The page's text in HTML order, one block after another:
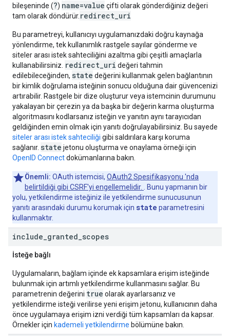
bileşeninde (?) name=value çifti olarak gönderdiğiniz değeri
tam olarak döndürür. redirect_uri
Bu parametreyi, kullanıcıyı uygulamanızdaki doğru kaynağa
yönlendirme, tek kullanımlık rastgele sayılar gönderme ve
siteler arası istek sahteciliğini azaltma gibi çeşitli amaçlarla
kullanabilirsiniz. redirect_uri değeri tahmin
edilebileceğinden, state değerini kullanmak gelen bağlantının
bir kimlik doğrulama isteğinin sonucu olduğuna dair güvencenizi
artırabilir. Rastgele bir dize oluşturur veya istemcinin durumunu
yakalayan bir çerezin ya da başka bir değerin karma oluşturma
algoritmasını kodlarsanız isteğin ve yanıtın aynı tarayıcıdan
geldiğinden emin olmak için yanıtı doğrulayabilirsiniz. Bu sayede
siteler arası istek sahteciliği gibi saldırılara karşı koruma
sağlanır. state jetonu oluşturma ve onaylama örneği için
OpenID Connectdokümanlarına bakın.
Önemli: OAuth istemcisi, OAuth2 Spesifikasyonu 'nda
belirtildiği gibi CSRF'yi engellemelidir.
. Bunu yapmanın bir
yolu, yetkilendirme isteğiniz ile yetkilendirme sunucusunun
yanıtı arasındaki durumu korumak için state parametresini
kullanmaktır.
include granted scopes
İsteğe bağlı
Uygulamaların, bağlam içinde ek kapsamlara erişim isteğinde
bulunmak için artımlı yetkilendirme kullanmasını sağlar. Bu
parametrenin değerini true olarak ayarlarsanız ve
yetkilendirme isteği verilirse yeni erişim jetonu, kullanıcının daha
önce uygulamaya erişim izni verdiği tüm kapsamları da kapsar.
Örnekler için kademeli yetkilendirme bölümüne bakın.